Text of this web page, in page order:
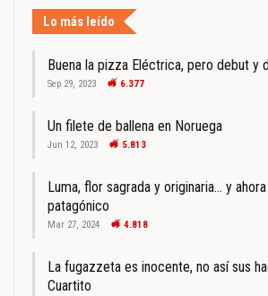
Lo más leído
Buena la pizza Eléctrica, pero debut y
Sep 29, 2023 6.377
Un filete de ballena en Noruega
Jun 12, 2023 5.813
Luma, flor sagrada y originaria… y
patagónico
Mar 27, 2024 4.818
La fugazzeta es inocente, no así sus
Cuartito